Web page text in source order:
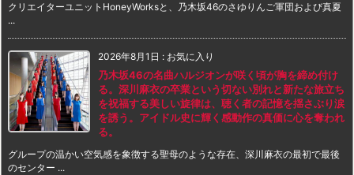
クリエイターユニットHoneyWorksと、乃木坂46のさゆりんご軍団および真夏
...
2026年8月1日 : お気に入り
乃木坂46の名曲ハルジオンが咲く頃が胸を締め付け
る。深川麻衣の卒業という切ない別れと新たな旅立ち
を祝福する美しい旋律は、聴く者の記憶を揺さぶり涙
を誘う。アイドル史に輝く感動作の真価に心を奪われ
る。
グループの温かい空気感を象徴する聖母のような存在、深川麻衣の最初で最後
のセンター ...